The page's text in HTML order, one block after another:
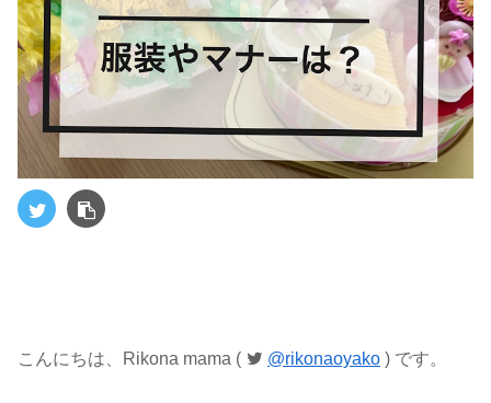
こんにちは、Rikona mama ( @rikonaoyako ) です。